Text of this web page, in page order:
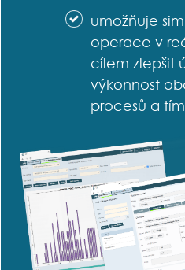
umožňuje
operace v
cílem zlepšit
výkonnost
procesů a